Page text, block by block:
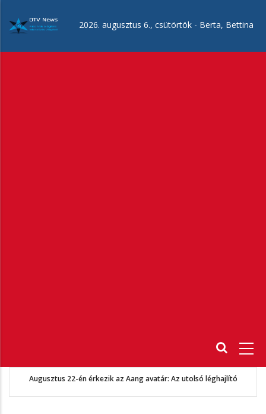
tartalomra
2026. augusztus 6., csütörtök - Berta, Bettina
Augusztus 22-én érkezik az Aang avatár: Az utolsó léghajlító